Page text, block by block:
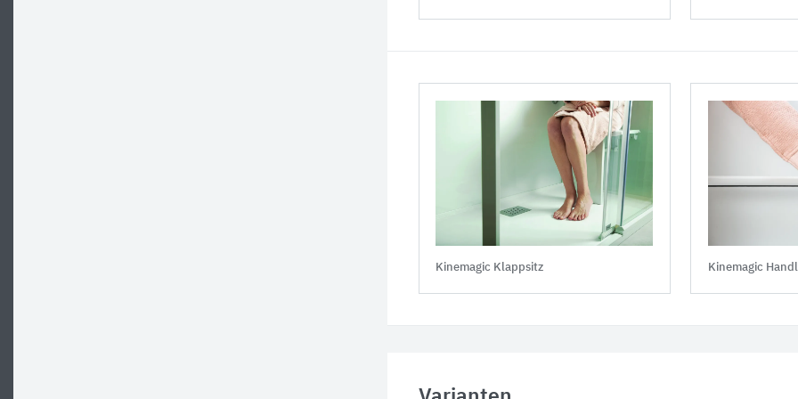
Kinemagic Klappsitz Kinemagic